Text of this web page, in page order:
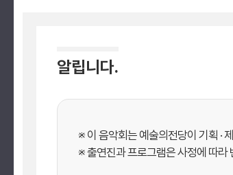
알립니다.
※ 이 음악회는 예술의전당이 기획 ·
※ 출연진과 프로그램은 사정에 따라